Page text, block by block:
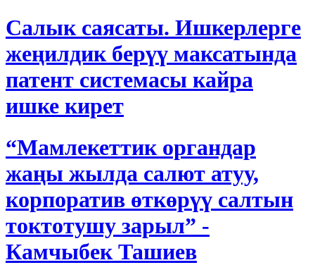
Салык саясаты. Ишкерлерге
жеңилдик берүү максатында
патент системасы кайра
ишке кирет
“Мамлекеттик органдар
жаңы жылда салют атуу,
корпоратив өткөрүү салтын
токтотушу зарыл” -
Камчыбек Ташиев